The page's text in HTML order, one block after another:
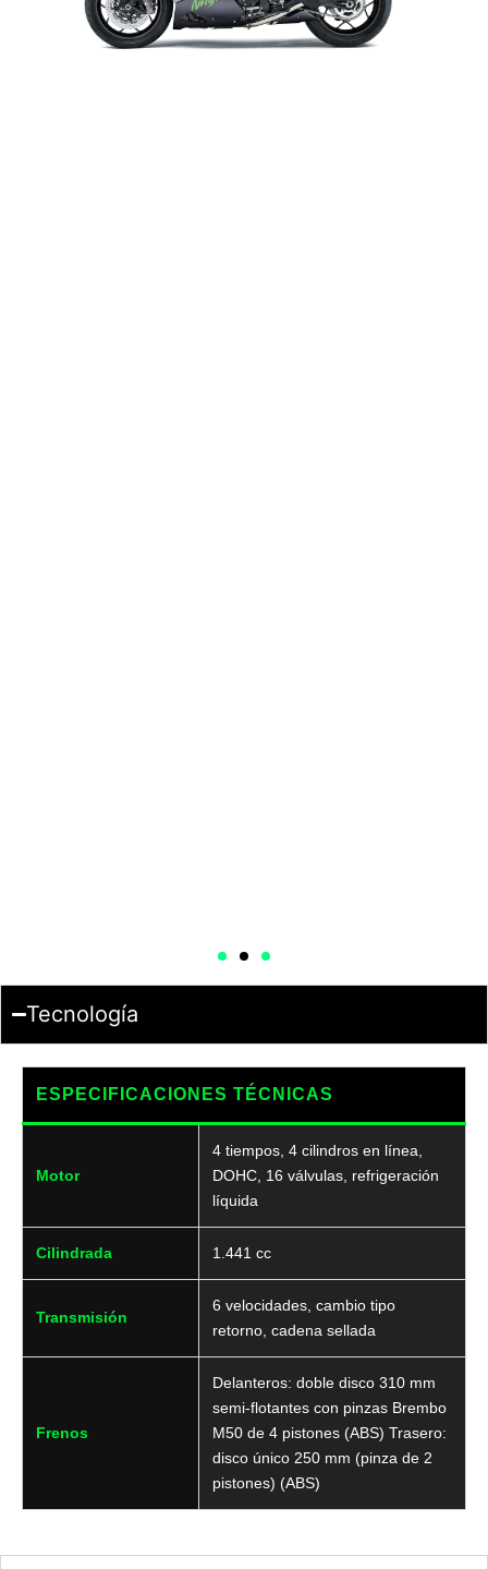
Tecnología
ESPECIFICACIONES TÉCNICAS
Motor
4 tiempos, 4 cilindros en línea,
DOHC, 16 válvulas, refrigeración
líquida
Cilindrada 1.441 cc
Transmisión
6 velocidades, cambio tipo
retorno, cadena sellada
Frenos
Delanteros: doble disco 310 mm
semi-flotantes con pinzas Brembo
M50 de 4 pistones (ABS) Trasero:
disco único 250 mm (pinza de 2
pistones) (ABS)